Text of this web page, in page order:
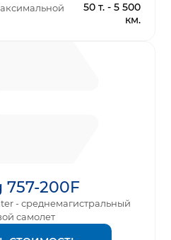
50 т. - 5 500
км.
757-200F
- среднемагистральный
самолет